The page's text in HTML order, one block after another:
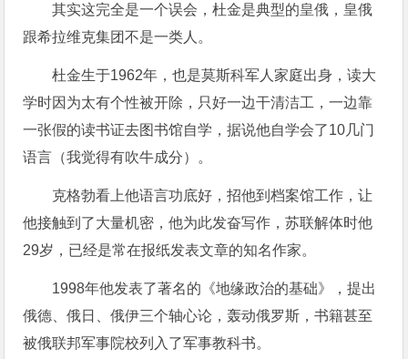
其实这完全是一个误会，杜金是典型的皇俄，皇俄
跟希拉维克集团不是一类人。
杜金生于1962年，也是莫斯科军人家庭出身，读大
学时因为太有个性被开除，只好一边干清洁工，一边靠
一张假的读书证去图书馆自学，据说他自学会了10几门
语言（我觉得有吹牛成分）。
克格勃看上他语言功底好，招他到档案馆工作，让
他接触到了大量机密，他为此发奋写作，苏联解体时他
29岁，已经是常在报纸发表文章的知名作家。
1998年他发表了著名的《地缘政治的基础》，提出
俄德、俄日、俄伊三个轴心论，轰动俄罗斯，书籍甚至
被俄联邦军事院校列入了军事教科书。